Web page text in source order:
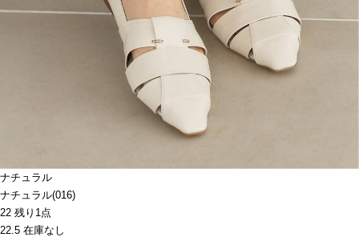
ナチュラル
ナチュラル(016)
22 残り1点
22.5 在庫なし